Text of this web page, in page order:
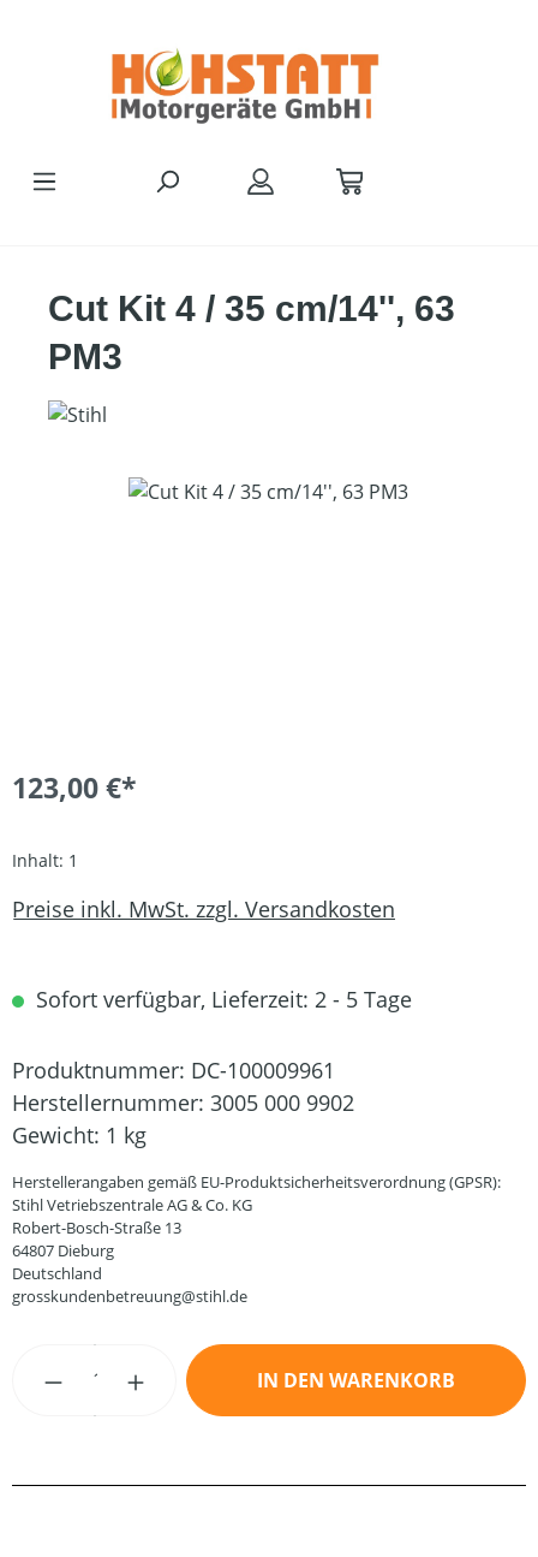
Cut Kit 4 / 35 cm/14'', 63
PM3
Bildergalerie überspringen
123,00 €*
Inhalt: 1
Preise inkl. MwSt. zzgl. Versandkosten
Sofort verfügbar, Lieferzeit: 2 - 5 Tage
Produktnummer: DC-100009961
Herstellernummer: 3005 000 9902
Gewicht: 1 kg
Herstellerangaben gemäß EU-Produktsicherheitsverordnung (GPSR):
Stihl Vetriebszentrale AG & Co. KG
Robert-Bosch-Straße 13
64807 Dieburg
Deutschland
grosskundenbetreuung@stihl.de
Produkt Anzahl: Gib den gewünschten
IN DEN WARENKORB